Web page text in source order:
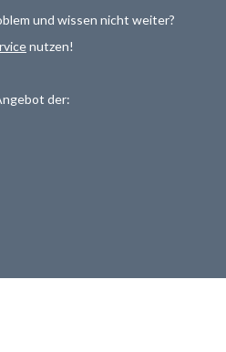
und wissen nicht weiter?
nutzen!
der: